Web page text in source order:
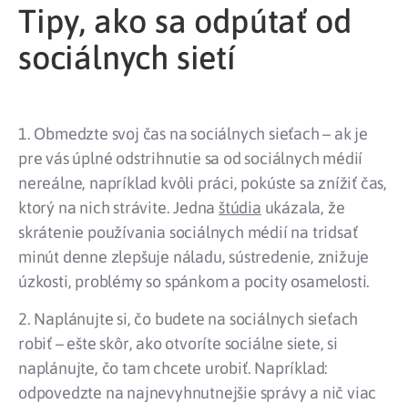
Tipy, ako sa odpútať od
sociálnych sietí
1. Obmedzte svoj čas na sociálnych sieťach – ak je
pre vás úplné odstrihnutie sa od sociálnych médií
nereálne, napríklad kvôli práci, pokúste sa znížiť čas,
ktorý na nich strávite. Jedna štúdia ukázala, že
skrátenie používania sociálnych médií na tridsať
minút denne zlepšuje náladu, sústredenie, znižuje
úzkosti, problémy so spánkom a pocity osamelosti.
2. Naplánujte si, čo budete na sociálnych sieťach
robiť – ešte skôr, ako otvoríte sociálne siete, si
naplánujte, čo tam chcete urobiť. Napríklad:
odpovedzte na najnevyhnutnejšie správy a nič viac